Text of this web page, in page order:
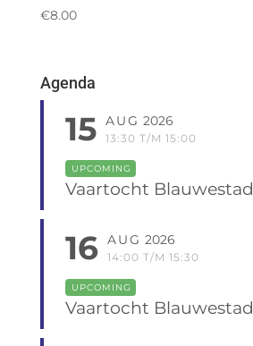
€8.00
Agenda
15 AUG 2026
13:30 T/M 15:00
UPCOMING
Vaartocht Blauwestad
16 AUG 2026
14:00 T/M 15:30
UPCOMING
Vaartocht Blauwestad